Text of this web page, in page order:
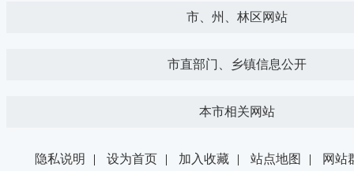
市、州、林区网站
市直部门、乡镇信息公开
本市相关网站
隐私说明 | 设为首页 | 加入收藏 | 站点地图 | 网站